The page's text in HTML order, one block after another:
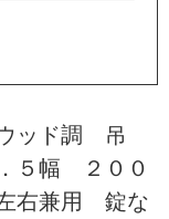
ッド調 吊
５幅 ２００
右兼用 錠な